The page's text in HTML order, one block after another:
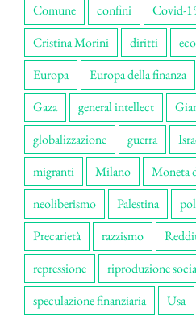
Comune
confini Covid-
Cristina Morini
diritti
Europa
Europa della finanza
Gaza
general intellect
globalizzazione
guerra
migranti
Milano Moneta
neoliberismo
Palestina
Precarietà
razzismo
repressione
riproduzione
speculazione finanziaria
Usa